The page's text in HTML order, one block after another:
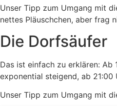
Unser Tipp zum Umgang mit
nettes Pläuschchen, aber frag
Die Dorfsäufer
Das ist einfach zu erklären: Ab
exponential steigend, ab 21:00
Unser Tipp zum Umgang mit